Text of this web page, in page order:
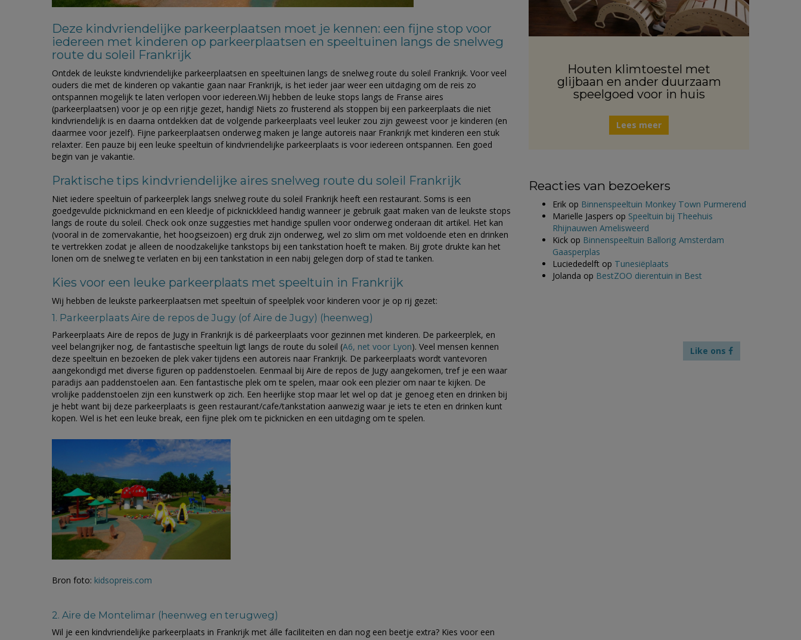
Deze kindvriendelijke parkeerplaatsen moet je kennen: een fijne stop voor
iedereen met kinderen op parkeerplaatsen en speeltuinen langs de snelweg
route du soleil Frankrijk
Ontdek de leukste kindvriendelijke parkeerplaatsen en speeltuinen langs de snelweg route du soleil Frankrijk. Voor veel
ouders die met de kinderen op vakantie gaan naar Frankrijk, is het ieder jaar weer een uitdaging om de reis zo
ontspannen mogelijk te laten verlopen voor iedereen.Wij hebben de leuke stops langs de Franse aires
(parkeerplaatsen) voor je op een rijtje gezet, handig! Niets zo frusterend als stoppen bij een parkeerplaats die niet
kindvriendelijk is en daarna ontdekken dat de volgende parkeerplaats veel leuker zou zijn geweest voor je kinderen (en
daarmee voor jezelf). Fijne parkeerplaatsen onderweg maken je lange autoreis naar Frankrijk met kinderen een stuk
relaxter. Een pauze bij een leuke speeltuin of kindvriendelijke parkeerplaats is voor iedereen ontspannen. Een goed
begin van je vakantie.
Praktische tips kindvriendelijke aires snelweg route du soleil Frankrijk
Niet iedere speeltuin of parkeerplek langs snelweg route du soleil Frankrijk heeft een restaurant. Soms is een
goedgevulde picknickmand en een kleedje of picknickkleed handig wanneer je gebruik gaat maken van de leukste stops
langs de route du soleil. Check ook onze suggesties met handige spullen voor onderweg onderaan dit artikel. Het kan
(vooral in de zomervakantie, het hoogseizoen) erg druk zijn onderweg, wel zo slim om met voldoende eten en drinken
te vertrekken zodat je alleen de noodzakelijke tankstops bij een tankstation hoeft te maken. Bij grote drukte kan het
lonen om de snelweg te verlaten en bij een tankstation in een nabij gelegen dorp of stad te tanken.
Kies voor een leuke parkeerplaats met speeltuin in Frankrijk
Wij hebben de leukste parkeerplaatsen met speeltuin of speelplek voor kinderen voor je op rij gezet:
1. Parkeerplaats Aire de repos de Jugy (of Aire de Jugy) (heenweg)
Parkeerplaats Aire de repos de Jugy in Frankrijk is dé parkeerplaats voor gezinnen met kinderen. De parkeerplek, en
veel belangrijker nog, de fantastische speeltuin ligt langs de route du soleil (A6, net voor Lyon). Veel mensen kennen
deze speeltuin en bezoeken de plek vaker tijdens een autoreis naar Frankrijk. De parkeerplaats wordt vantevoren
aangekondigd met diverse figuren op paddenstoelen. Eenmaal bij Aire de repos de Jugy aangekomen, tref je een waar
paradijs aan paddenstoelen aan. Een fantastische plek om te spelen, maar ook een plezier om naar te kijken. De
vrolijke paddenstoelen zijn een kunstwerk op zich. Een heerlijke stop maar let wel op dat je genoeg eten en drinken bij
je hebt want bij deze parkeerplaats is geen restaurant/cafe/tankstation aanwezig waar je iets te eten en drinken kunt
kopen. Wel is het een leuke break, een fijne plek om te picknicken en een uitdaging om te spelen.
Bron foto: kidsopreis.com
2. Aire de Montelimar (heenweg en terugweg)
Wil je een kindvriendelijke parkeerplaats in Frankrijk met álle faciliteiten en dan nog een beetje extra? Kies voor een
Houten klimtoestel met
glijbaan en ander duurzaam
speelgoed voor in huis
Lees meer
Reacties van bezoekers
Erik op Binnenspeeltuin Monkey Town Purmerend
Marielle Jaspers op Speeltuin bij Theehuis
Rhijnauwen Amelisweerd
Kick op Binnenspeeltuin Ballorig Amsterdam
Gaasperplas
Luciededelft op Tunesiëplaats
Jolanda op BestZOO dierentuin in Best
Like ons